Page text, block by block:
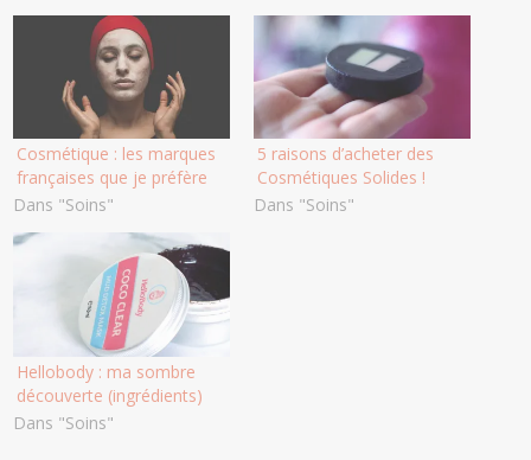
Cosmétique : les marques
françaises que je préfère
Dans "Soins"
5 raisons d’acheter des
Cosmétiques Solides !
Dans "Soins"
Hellobody : ma sombre
découverte (ingrédients)
Dans "Soins"